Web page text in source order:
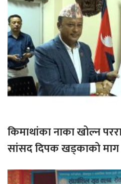
किमाथांका नाका खोल्न
सांसद दिपक खड्काको माग